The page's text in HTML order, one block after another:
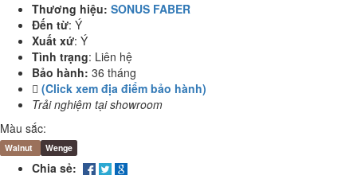
Thương hiệu: SONUS FABER
Đến từ: Ý
Xuất xứ: Ý
Tình trạng: Liên hệ
Bảo hành: 36 tháng
(Click xem địa điểm bảo hành)
Trải nghiệm tại showroom
Màu sắc:
Walnut Wenge
Chia sẻ: